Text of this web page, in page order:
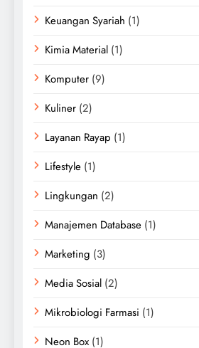
Keuangan Syariah (1)
Kimia Material (1)
Komputer (9)
Kuliner (2)
Layanan Rayap (1)
Lifestyle (1)
Lingkungan (2)
Manajemen Database (1)
Marketing (3)
Media Sosial (2)
Mikrobiologi Farmasi (1)
Neon Box (1)